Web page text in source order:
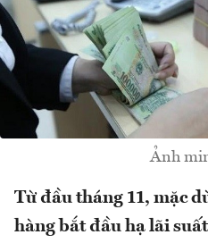
Ảnh
Từ đầu tháng 11, mặc
hàng bắt đầu hạ lãi